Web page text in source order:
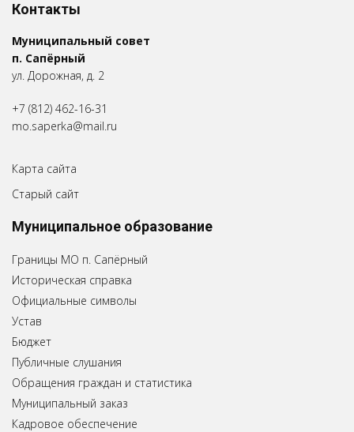
Контакты
Муниципальный совет
п. Сапёрный
ул. Дорожная, д. 2
+7 (812) 462-16-31
mo.saperka@mail.ru
Карта сайта
Старый сайт
Муниципальное образование
Границы МО п. Сапёрный
Историческая справка
Официальные символы
Устав
Бюджет
Публичные слушания
Обращения граждан и статистика
Муниципальный заказ
Кадровое обеспечение